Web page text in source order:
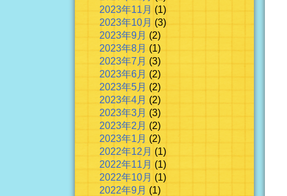
2023年11月 (1)
2023年10月 (3)
2023年9月 (2)
2023年8月 (1)
2023年7月 (3)
2023年6月 (2)
2023年5月 (2)
2023年4月 (2)
2023年3月 (3)
2023年2月 (2)
2023年1月 (2)
2022年12月 (1)
2022年11月 (1)
2022年10月 (1)
2022年9月 (1)